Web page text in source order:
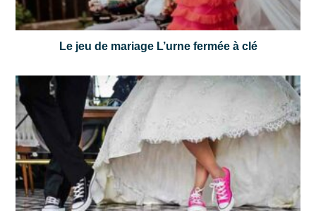
Le jeu de mariage L’urne fermée à clé